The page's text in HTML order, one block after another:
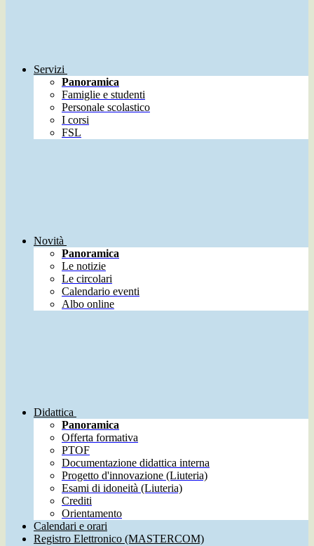
Servizi
Panoramica
Famiglie e studenti
Personale scolastico
I corsi
FSL
Novità
Panoramica
Le notizie
Le circolari
Calendario eventi
Albo online
Didattica
Panoramica
Offerta formativa
PTOF
Documentazione didattica interna
Progetto d'innovazione (Liuteria)
Esami di idoneità (Liuteria)
Crediti
Orientamento
Calendari e orari
Registro Elettronico (MASTERCOM)